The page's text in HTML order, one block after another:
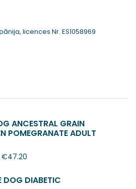
licences Nr. ES1058969
ANCESTRAL GRAIN
POMEGRANATE ADULT
€47.20
DOG DIABETIC